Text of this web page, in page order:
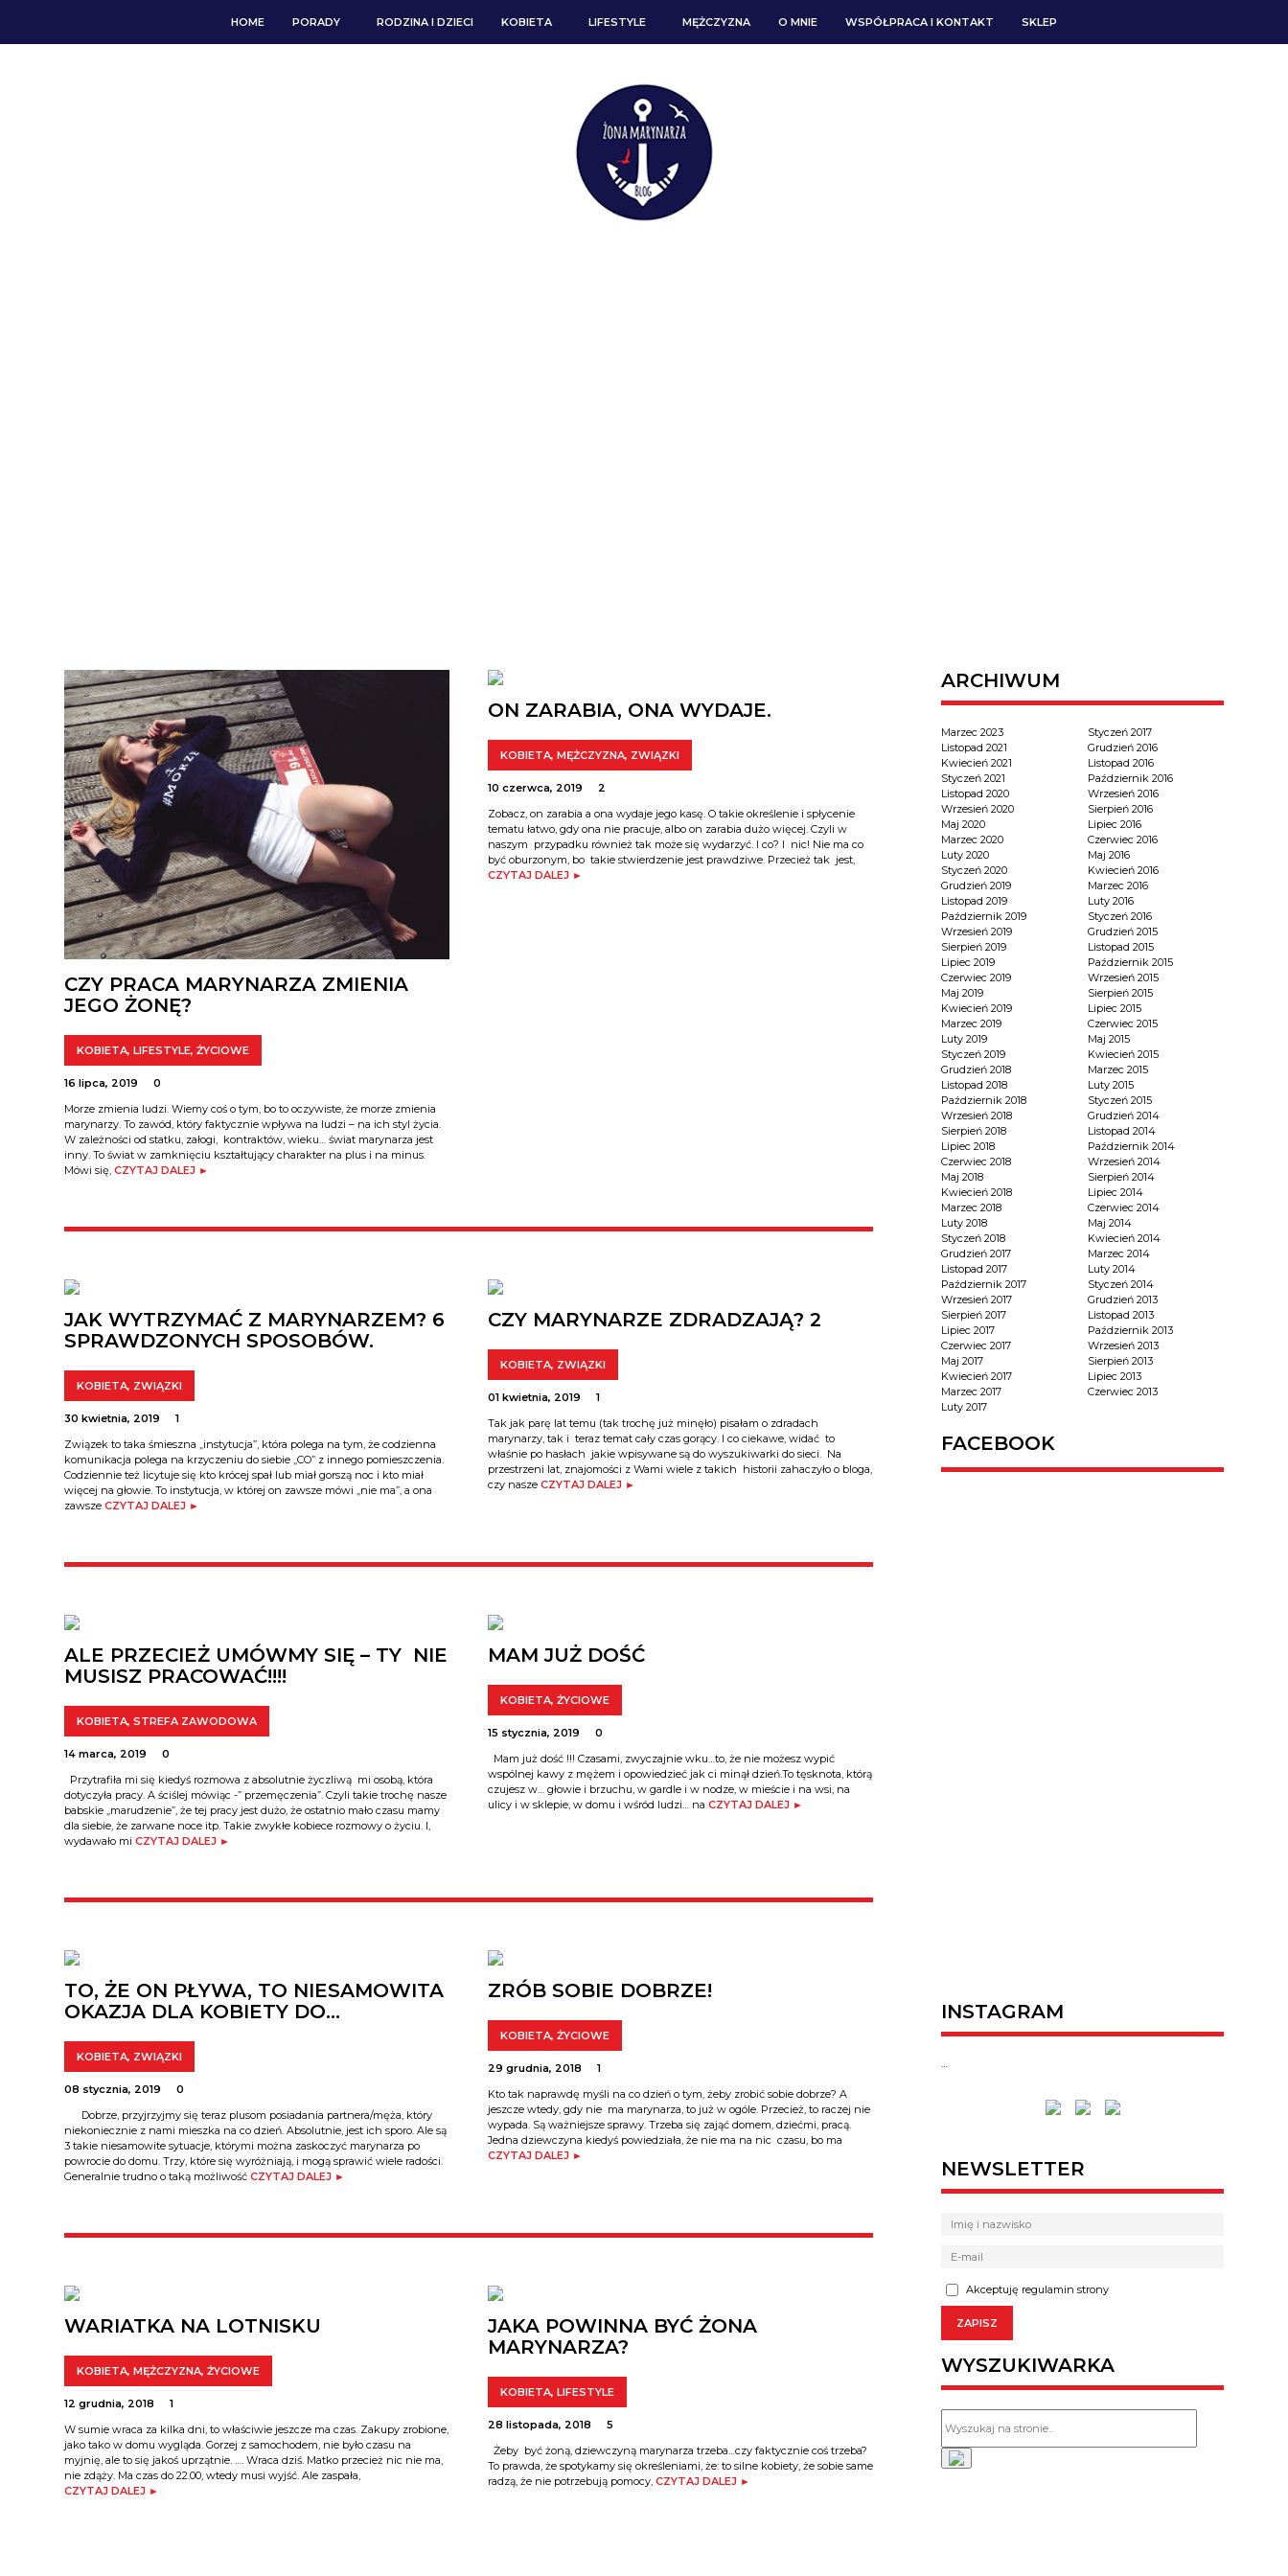
HOME PORADY RODZINA I DZIECI KOBIETA LIFESTYLE MĘŻCZYZNA O MNIE WSPÓŁPRACA I KONTAKT SKLEP
CZY PRACA MARYNARZA ZMIENIA
JEGO ŻONĘ?
KOBIETA, LIFESTYLE, ŻYCIOWE
16 lipca, 2019
0
Morze zmienia ludzi. Wiemy coś o tym, bo to oczywiste, że morze zmienia
marynarzy. To zawód, który faktycznie wpływa na ludzi – na ich styl życia.
W zależności od statku, załogi, kontraktów, wieku… świat marynarza jest
inny. To świat w zamknięciu kształtujący charakter na plus i na minus.
Mówi się, CZYTAJ DALEJ ►
ON ZARABIA, ONA WYDAJE.
KOBIETA, MĘŻCZYZNA, ZWIĄZKI
10 czerwca, 2019
2
Zobacz, on zarabia a ona wydaje jego kasę. O takie określenie i spłycenie
tematu łatwo, gdy ona nie pracuje, albo on zarabia dużo więcej. Czyli w
naszym przypadku również tak może się wydarzyć. I co? I nic! Nie ma co
być oburzonym, bo takie stwierdzenie jest prawdziwe. Przecież tak jest,
CZYTAJ DALEJ ►
JAK WYTRZYMAĆ Z MARYNARZEM? 6
SPRAWDZONYCH SPOSOBÓW.
KOBIETA, ZWIĄZKI
30 kwietnia, 2019
1
Związek to taka śmieszna „instytucja”, która polega na tym, że codzienna
komunikacja polega na krzyczeniu do siebie „CO” z innego pomieszczenia.
Codziennie też licytuje się kto krócej spał lub miał gorszą noc i kto miał
więcej na głowie. To instytucja, w której on zawsze mówi „nie ma”, a ona
zawsze CZYTAJ DALEJ ►
CZY MARYNARZE ZDRADZAJĄ? 2
KOBIETA, ZWIĄZKI
01 kwietnia, 2019
1
Tak jak parę lat temu (tak trochę już minęło) pisałam o zdradach
marynarzy, tak i teraz temat cały czas gorący. I co ciekawe, widać to
właśnie po hasłach jakie wpisywane są do wyszukiwarki do sieci. Na
przestrzeni lat, znajomości z Wami wiele z takich historii zahaczyło o bloga,
czy nasze CZYTAJ DALEJ ►
ALE PRZECIEŻ UMÓWMY SIĘ – TY NIE
MUSISZ PRACOWAĆ!!!!
KOBIETA, STREFA ZAWODOWA
14 marca, 2019
0
Przytrafiła mi się kiedyś rozmowa z absolutnie życzliwą mi osobą, która
dotyczyła pracy. A ściślej mówiąc -” przemęczenia”. Czyli takie trochę nasze
babskie „marudzenie”, że tej pracy jest dużo, że ostatnio mało czasu mamy
dla siebie, że zarwane noce itp. Takie zwykłe kobiece rozmowy o życiu. I,
wydawało mi CZYTAJ DALEJ ►
MAM JUŻ DOŚĆ
KOBIETA, ŻYCIOWE
15 stycznia, 2019
0
Mam już dość !!! Czasami, zwyczajnie wku…to, że nie możesz wypić
wspólnej kawy z mężem i opowiedzieć jak ci minął dzień.To tęsknota, którą
czujesz w… głowie i brzuchu, w gardle i w nodze, w mieście i na wsi, na
ulicy i w sklepie, w domu i wśród ludzi… na CZYTAJ DALEJ ►
TO, ŻE ON PŁYWA, TO NIESAMOWITA
OKAZJA DLA KOBIETY DO…
KOBIETA, ZWIĄZKI
08 stycznia, 2019
0
Dobrze, przyjrzyjmy się teraz plusom posiadania partnera/męża, który
niekoniecznie z nami mieszka na co dzień. Absolutnie, jest ich sporo. Ale są
3 takie niesamowite sytuacje, którymi można zaskoczyć marynarza po
powrocie do domu. Trzy, które się wyróżniają, i mogą sprawić wiele radości.
Generalnie trudno o taką możliwość CZYTAJ DALEJ ►
ZRÓB SOBIE DOBRZE!
KOBIETA, ŻYCIOWE
29 grudnia, 2018
1
Kto tak naprawdę myśli na co dzień o tym, żeby zrobić sobie dobrze? A
jeszcze wtedy, gdy nie ma marynarza, to już w ogóle. Przecież, to raczej nie
wypada. Są ważniejsze sprawy. Trzeba się zająć domem, dziećmi, pracą.
Jedna dziewczyna kiedyś powiedziała, że nie ma na nic czasu, bo ma
CZYTAJ DALEJ ►
WARIATKA NA LOTNISKU
KOBIETA, MĘŻCZYZNA, ŻYCIOWE
12 grudnia, 2018
1
W sumie wraca za kilka dni, to właściwie jeszcze ma czas. Zakupy zrobione,
jako tako w domu wygląda. Gorzej z samochodem, nie było czasu na
myjnię, ale to się jakoś uprzątnie. …. Wraca dziś. Matko przecież nic nie ma,
nie zdąży. Ma czas do 22.00, wtedy musi wyjść. Ale zaspała,
CZYTAJ DALEJ ►
JAKA POWINNA BYĆ ŻONA
MARYNARZA?
KOBIETA, LIFESTYLE
28 listopada, 2018
5
Żeby być żoną, dziewczyną marynarza trzeba…czy faktycznie coś trzeba?
To prawda, że spotykamy się określeniami, że: to silne kobiety, że sobie same
radzą, że nie potrzebują pomocy, CZYTAJ DALEJ ►
ARCHIWUM
Marzec 2023
Listopad 2021
Kwiecień 2021
Styczeń 2021
Listopad 2020
Wrzesień 2020
Maj 2020
Marzec 2020
Luty 2020
Styczeń 2020
Grudzień 2019
Listopad 2019
Październik 2019
Wrzesień 2019
Sierpień 2019
Lipiec 2019
Czerwiec 2019
Maj 2019
Kwiecień 2019
Marzec 2019
Luty 2019
Styczeń 2019
Grudzień 2018
Listopad 2018
Październik 2018
Wrzesień 2018
Sierpień 2018
Lipiec 2018
Czerwiec 2018
Maj 2018
Kwiecień 2018
Marzec 2018
Luty 2018
Styczeń 2018
Grudzień 2017
Listopad 2017
Październik 2017
Wrzesień 2017
Sierpień 2017
Lipiec 2017
Czerwiec 2017
Maj 2017
Kwiecień 2017
Marzec 2017
Luty 2017
Styczeń 2017
Grudzień 2016
Listopad 2016
Październik 2016
Wrzesień 2016
Sierpień 2016
Lipiec 2016
Czerwiec 2016
Maj 2016
Kwiecień 2016
Marzec 2016
Luty 2016
Styczeń 2016
Grudzień 2015
Listopad 2015
Październik 2015
Wrzesień 2015
Sierpień 2015
Lipiec 2015
Czerwiec 2015
Maj 2015
Kwiecień 2015
Marzec 2015
Luty 2015
Styczeń 2015
Grudzień 2014
Listopad 2014
Październik 2014
Wrzesień 2014
Sierpień 2014
Lipiec 2014
Czerwiec 2014
Maj 2014
Kwiecień 2014
Marzec 2014
Luty 2014
Styczeń 2014
Grudzień 2013
Listopad 2013
Październik 2013
Wrzesień 2013
Sierpień 2013
Lipiec 2013
Czerwiec 2013
FACEBOOK
INSTAGRAM
NEWSLETTER
Akceptuję regulamin strony
WYSZUKIWARKA